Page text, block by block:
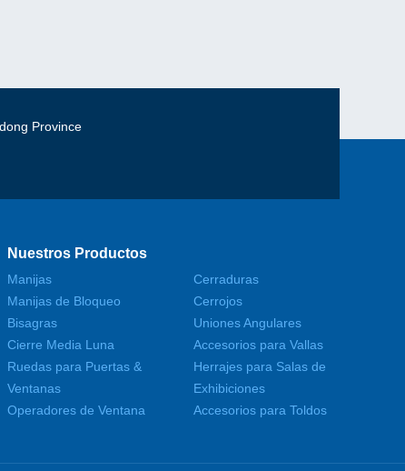
Province
Nuestros Productos
Manijas
Manijas de Bloqueo
Bisagras
Cierre Media Luna
Ruedas para Puertas &
Ventanas
Operadores de Ventana
Cerraduras
Cerrojos
Uniones Angulares
Accesorios para Vallas
Herrajes para Salas de
Exhibiciones
Accesorios para Toldos